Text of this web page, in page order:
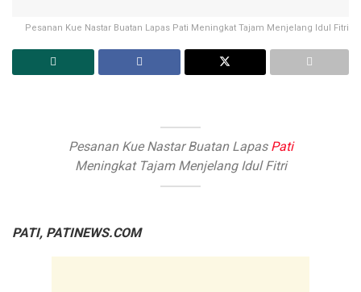
Pesanan Kue Nastar Buatan Lapas Pati Meningkat Tajam Menjelang Idul Fitri
Pesanan Kue Nastar Buatan Lapas Pati
Meningkat Tajam Menjelang Idul Fitri
PATI, PATINEWS.COM